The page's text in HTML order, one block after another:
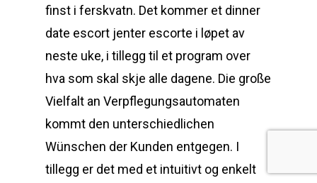
finst i ferskvatn. Det kommer et dinner
date escort jenter escorte i løpet av
neste uke, i tillegg til et program over
hva som skal skje alle dagene. Die große
Vielfalt an Verpflegungsautomaten
kommt den unterschiedlichen
Wünschen der Kunden entgegen. I
tillegg er det med et intuitivt og enkelt